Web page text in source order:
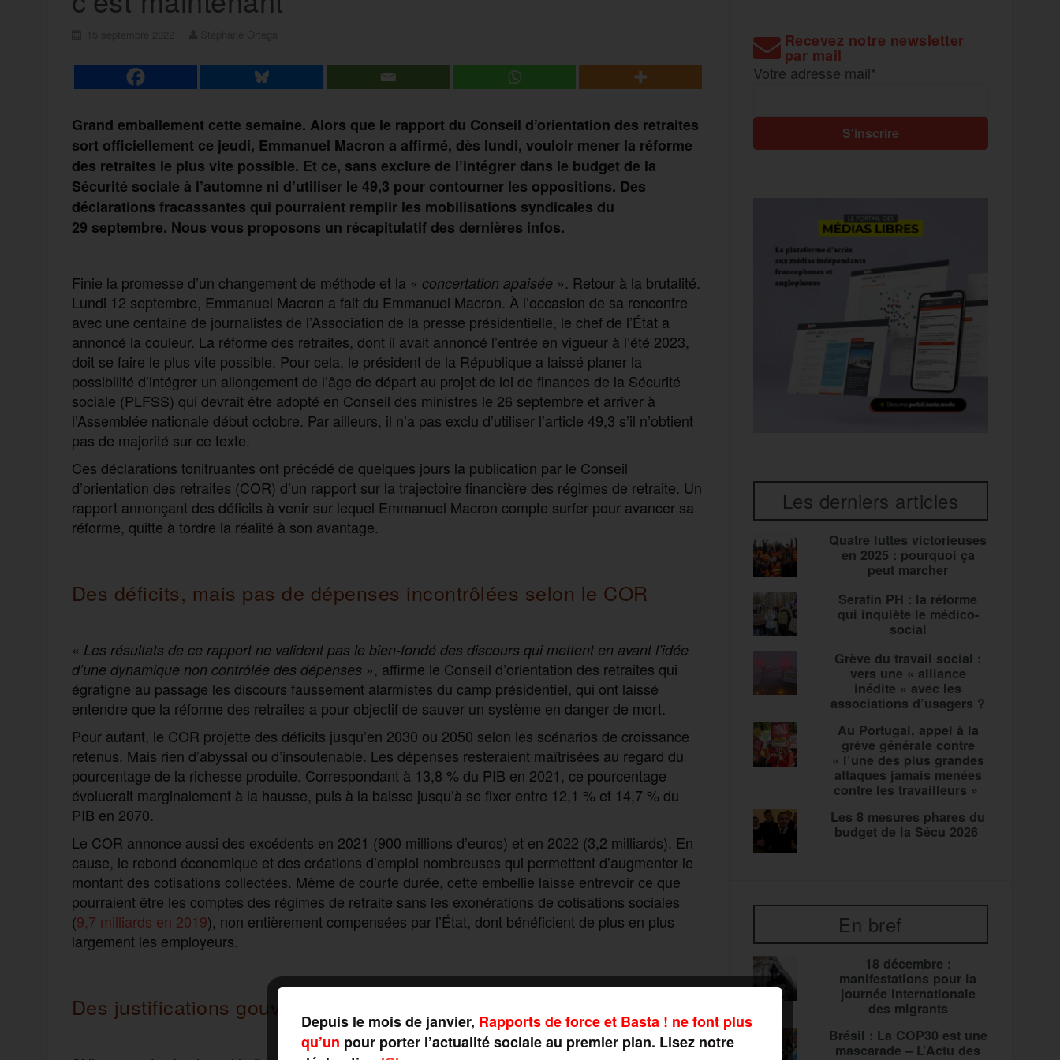
Grand emballement cette semaine. Alors que le rapport du Conseil d’orientation des retraites
sort officiellement ce jeudi, Emmanuel Macron a affirmé, dès lundi, vouloir mener la réforme
des retraites le plus vite possible. Et ce, sans exclure de l’intégrer dans le budget de la
Sécurité sociale à l’automne ni d’utiliser le 49,3 pour contourner les oppositions. Des
déclarations fracassantes qui pourraient remplir les mobilisations syndicales du
29 septembre. Nous vous proposons un récapitulatif des dernières infos.
Finie la promesse d’un changement de méthode et la « concertation apaisée». Retour à la brutalité.
Lundi 12 septembre, Emmanuel Macron a fait du Emmanuel Macron. À l’occasion de sa rencontre
avec une centaine de journalistes de l’Association de la presse présidentielle, le chef de l’État a
annoncé la couleur. La réforme des retraites, dont il avait annoncé l’entrée en vigueur à l’été 2023,
doit se faire le plus vite possible. Pour cela, le président de la République a laissé planer la
possibilité d’intégrer un allongement de l’âge de départ au projet de loi de finances de la Sécurité
sociale (PLFSS) qui devrait être adopté en Conseil des ministres le 26 septembre et arriver à
l’Assemblée nationale début octobre. Par ailleurs, il n’a pas exclu d’utiliser l’article 49,3 s’il n’obtient
pas de majorité sur ce texte.
Ces déclarations tonitruantes ont précédé de quelques jours la publication par le Conseil
d’orientation des retraites (COR) d’un rapport sur la trajectoire financière des régimes de retraite. Un
rapport annonçant des déficits à venir sur lequel Emmanuel Macron compte surfer pour avancer sa
réforme, quitte à tordre la réalité à son avantage.
Des déficits, mais pas de dépenses incontrôlées selon le COR
« Les résultats de ce rapport ne valident pas le bien-fondé des discours qui mettent en avant l’idée
d’une dynamique non contrôlée des dépenses », affirme le Conseil d’orientation des retraites qui
égratigne au passage les discours faussement alarmistes du camp présidentiel, qui ont laissé
entendre que la réforme des retraites a pour objectif de sauver un système en danger de mort.
Pour autant, le COR projette des déficits jusqu’en 2030 ou 2050 selon les scénarios de croissance
retenus. Mais rien d’abyssal ou d’insoutenable. Les dépenses resteraient maîtrisées au regard du
pourcentage de la richesse produite. Correspondant à 13,8 % du PIB en 2021, ce pourcentage
évoluerait marginalement à la hausse, puis à la baisse jusqu’à se fixer entre 12,1 % et 14,7 % du
PIB en 2070.
Le COR annonce aussi des excédents en 2021 (900 millions d’euros) et en 2022 (3,2 milliards). En
cause, le rebond économique et des créations d’emploi nombreuses qui permettent d’augmenter le
montant des cotisations collectées. Même de courte durée, cette embellie laisse entrevoir ce que
pourraient être les comptes des régimes de retraite sans les exonérations de cotisations sociales
(9,7 milliards en 2019), non entièrement compensées par l’État, dont bénéficient de plus en plus
largement les employeurs.
Des justifications gouvernementales délirantes
Recevez notre newsletter
par mail
Votre adresse mail*
Les derniers articles
Quatre luttes victorieuses
en 2025 : pourquoi ça
peut marcher
Serafin PH : la réforme
qui inquiète le médico-
social
Grève du travail social :
vers une « alliance
inédite » avec les
associations d’usagers ?
Au Portugal, appel à la
grève générale contre
« l’une des plus grandes
attaques jamais menées
contre les travailleurs »
Les 8 mesures phares du
budget de la Sécu 2026
En bref
18 décembre :
manifestations pour la
journée internationale
des migrants
Brésil : La COP30 est une
mascarade – L’Actu des
Depuis le mois de janvier, Rapports de force et Basta ! ne font plus
qu’un pour porter l’actualité sociale au premier plan. Lisez notre